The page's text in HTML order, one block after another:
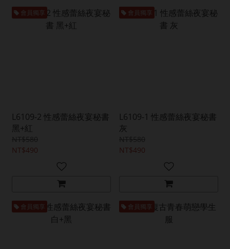
會員獨享
L6109-2 性感蕾絲夜宴秘書
黑+紅
NT$490
會員獨享
L6109-1 性感蕾絲夜宴秘書
灰
NT$490
會員獨享 會員獨享